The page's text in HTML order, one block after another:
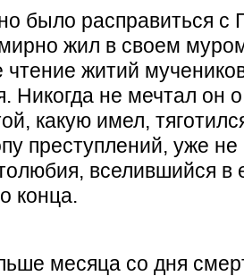
было расправиться
жил в своем
житий
Никогда не мечтал он о
какую имел,
преступлений, уже
вселившийся в
конца.
месяца со дня